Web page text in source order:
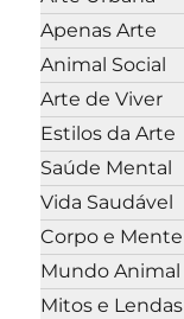
Apenas Arte
Animal Social
Arte de Viver
Estilos da Arte
Saúde Mental
Vida Saudável
Corpo e Mente
Mundo Animal
Mitos e Lendas